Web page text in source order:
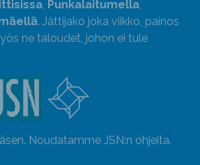
, Punkalaitumella,
. Jättijako joka viikko, painos
ne taloudet, johon ei tule
Noudatamme JSN:n ohjeita.